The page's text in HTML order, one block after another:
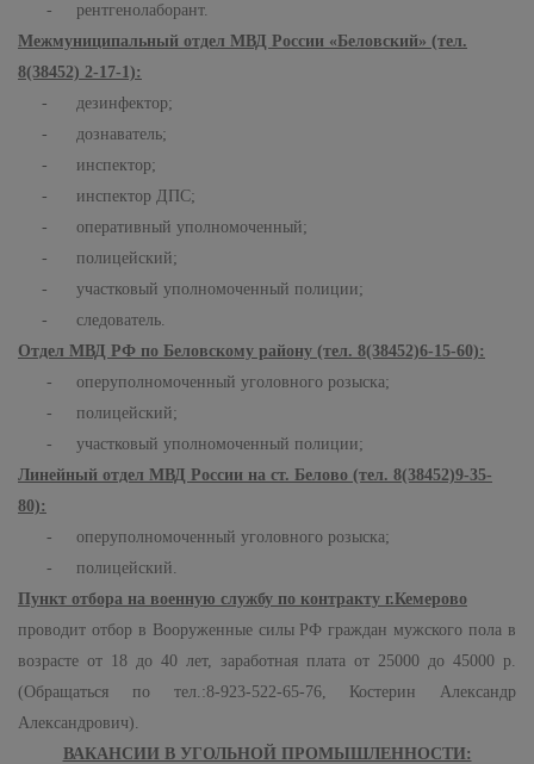
- рентгенолаборант.
Межмуниципальный отдел МВД России «Беловский» (тел.
8(38452) 2-17-1):
- дезинфектор;
- дознаватель;
- инспектор;
- инспектор ДПС;
- оперативный уполномоченный;
- полицейский;
- участковый уполномоченный полиции;
- следователь.
Отдел МВД РФ по Беловскому району (тел. 8(38452)6-15-60):
- оперуполномоченный уголовного розыска;
- полицейский;
- участковый уполномоченный полиции;
Линейный отдел МВД России на ст. Белово (тел. 8(38452)9-35-
80):
- оперуполномоченный уголовного розыска;
- полицейский.
Пункт отбора на военную службу по контракту г.Кемерово
проводит отбор в Вооруженные силы РФ граждан мужского пола в
возрасте от 18 до 40 лет, заработная плата от 25000 до 45000 р.
(Обращаться по тел.:8-923-522-65-76, Костерин Александр
Александрович).
ВАКАНСИИ В УГОЛЬНОЙ ПРОМЫШЛЕННОСТИ: